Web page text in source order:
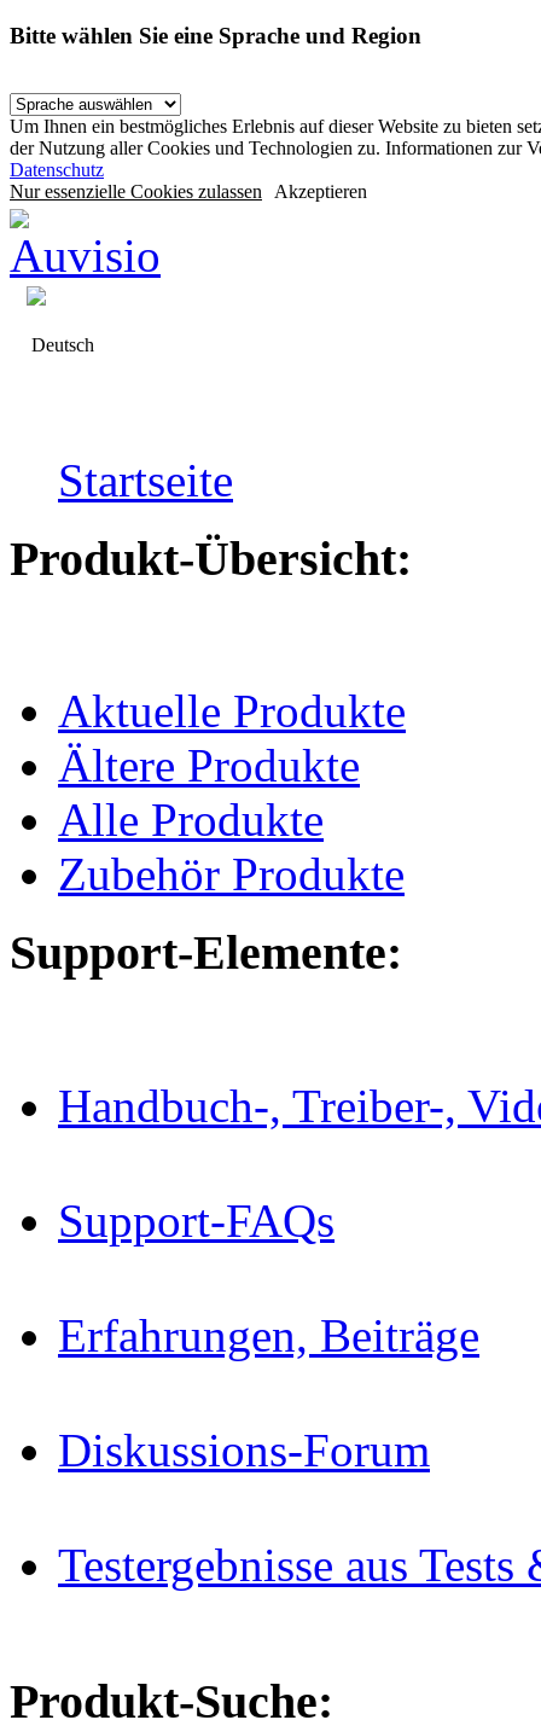
Bitte wählen Sie eine Sprache und Region
Um Ihnen ein bestmögliches Erlebnis auf dieser Website zu bieten
der Nutzung aller Cookies und Technologien zu. Informationen zur
Datenschutz
Nur essenzielle Cookies zulassen Akzeptieren
Deutsch
Startseite
Produkt-Übersicht:
Aktuelle Produkte
Ältere Produkte
Alle Produkte
Zubehör Produkte
Support-Elemente:
Handbuch-, Treiber-,
Support-FAQs
Erfahrungen, Beiträge
Diskussions-Forum
Testergebnisse aus
Produkt-Suche: